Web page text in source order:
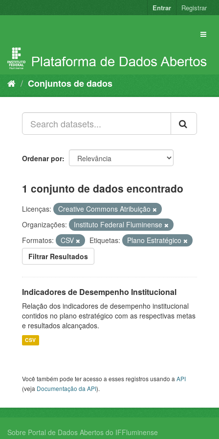
para
Entrar Registrar
Conjuntos de dados
Ordenar por
1 conjunto de dados encontrado
Licenças:
Creative Commons Atribuição
Organizações:
Instituto Federal Fluminense
Formatos:
CSV Etiquetas:
Plano Estratégico
Filtrar Resultados
Indicadores de Desempenho Institucional
Relação dos indicadores de desempenho institucional
contidos no plano estratégico com as respectivas metas
e resultados alcançados.
CSV
Você também pode ter acesso a esses registros usando aAPI
(veja Documentação da API).
Sobre Portal de Dados Abertos do IFFluminense